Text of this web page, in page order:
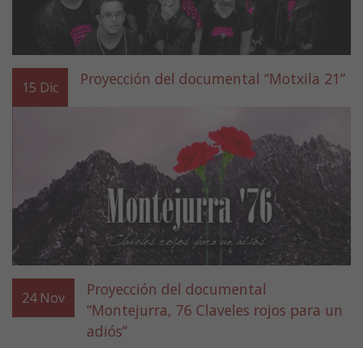
15 Dic Proyección del documental “Motxila 21”
24 Nov
Proyección del documental
“Montejurra, 76 Claveles rojos para un
adiós”